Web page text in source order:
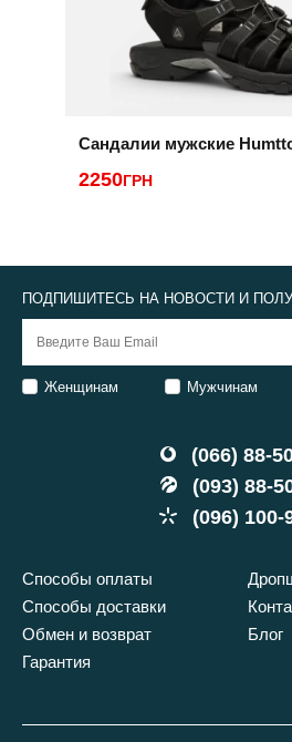
Сандалии мужские
2250ГРН
(066) 88-
(093) 88-
(096) 100-
Способы оплаты
Способы доставки
Обмен и возврат
Гарантия
Блог
ПОДПИШИТЕСЬ НА НОВОСТИ И
Женщинам Мужчинам